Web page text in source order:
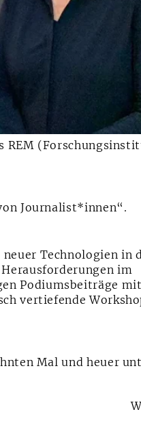
REM
Journalist*innen“.
Technologien in
im
Podiumsbeiträge mit
vertiefende
Mal und heuer